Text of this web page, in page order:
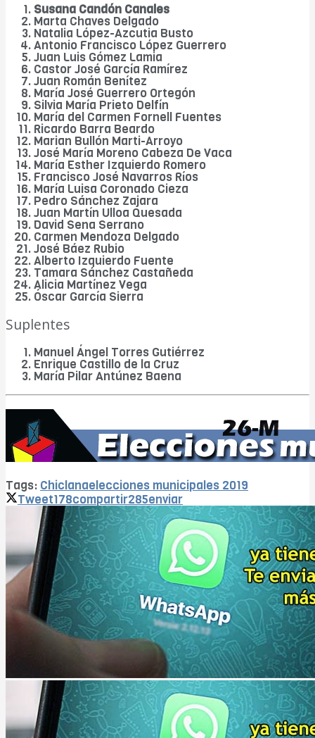
Susana Candón Canales
Marta Chaves Delgado
Natalia López-Azcutia Busto
Antonio Francisco López Guerrero
Juan Luis Gómez Lamia
Castor José García Ramírez
Juan Román Benítez
María José Guerrero Ortegón
Silvia María Prieto Delfín
María del Carmen Fornell Fuentes
Ricardo Barra Beardo
Marian Bullón Marti-Arroyo
José María Moreno Cabeza De Vaca
María Esther Izquierdo Romero
Francisco José Navarros Ríos
María Luisa Coronado Cieza
Pedro Sánchez Zajara
Juan Martín Ulloa Quesada
David Sena Serrano
Carmen Mendoza Delgado
José Báez Rubio
Alberto Izquierdo Fuente
Tamara Sánchez Castañeda
Alicia Martínez Vega
Óscar García Sierra
Suplentes
Manuel Ángel Torres Gutiérrez
Enrique Castillo de la Cruz
María Pilar Antúnez Baena
Tags: Chiclanaelecciones municipales 2019
Tweet178compartir285enviar